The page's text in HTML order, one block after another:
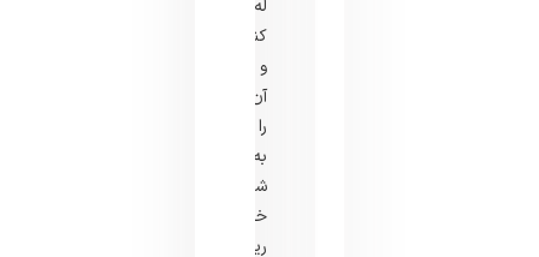
له
کنید
و
آن
را
به
شکل
خمیر
ریز